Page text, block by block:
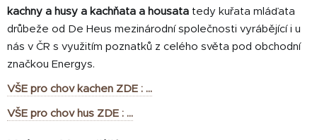
kachny a husy a kachňata a housata tedy kuřata mláďata
drůbeže od De Heus mezinárodní společnosti vyrábějící i u
nás v ČR s využitím poznatků z celého světa pod obchodní
značkou Energys.
VŠE pro chov kachen ZDE : ...
VŠE pro chov hus ZDE : ...